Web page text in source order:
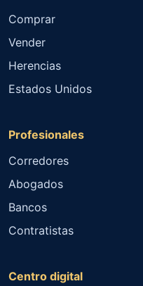
Comprar
Vender
Herencias
Estados Unidos
Profesionales
Corredores
Abogados
Bancos
Contratistas
Centro digital